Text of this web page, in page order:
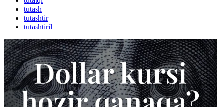
tutash
tutashtir
tutashtiril